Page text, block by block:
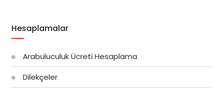
Hesaplamalar
Arabuluculuk Ücreti Hesaplama
Dilekçeler